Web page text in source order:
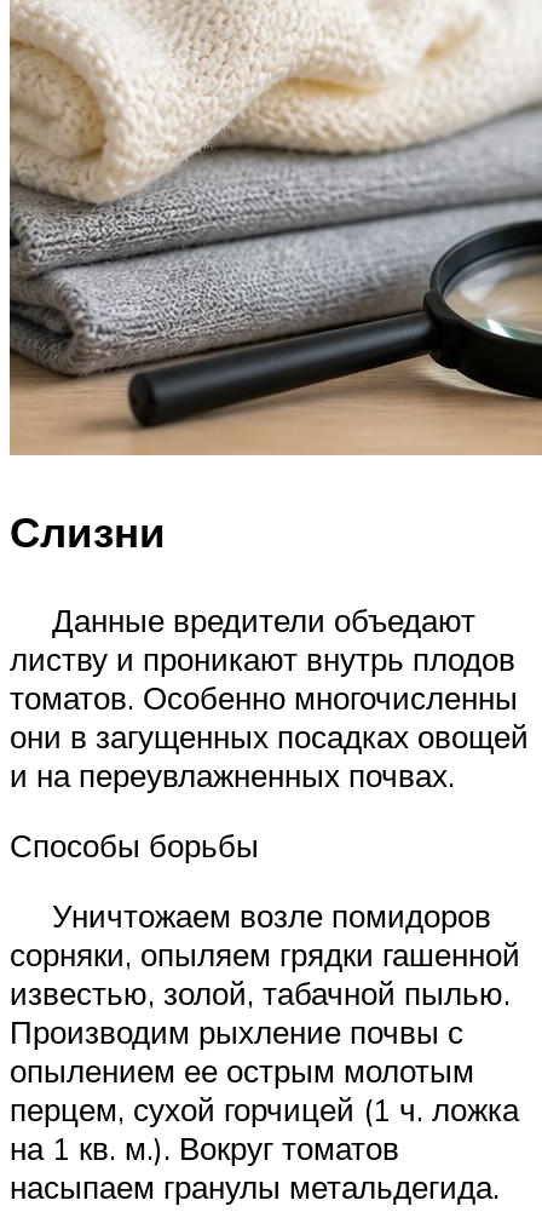
Слизни
Данные вредители объедают
листву и проникают внутрь плодов
томатов. Особенно многочисленны
они в загущенных посадках овощей
и на переувлажненных почвах.
Способы борьбы
Уничтожаем возле помидоров
сорняки, опыляем грядки гашенной
известью, золой, табачной пылью.
Производим рыхление почвы с
опылением ее острым молотым
перцем, сухой горчицей (1 ч. ложка
на 1 кв. м.). Вокруг томатов
насыпаем гранулы метальдегида.